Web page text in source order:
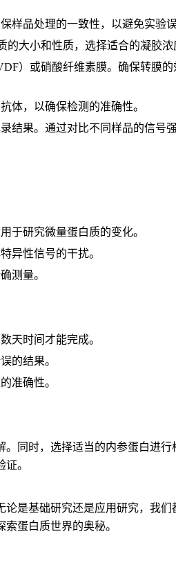
样品处理的一致性，以避免实验误
大小和性质，选择适合的凝胶浓
）或硝酸纤维素膜。确保转膜
体，以确保检测的准确性。
结果。通过对比不同样品的信号
于研究微量蛋白质的变化。
异性信号的干扰。
测量。
天时间才能完成。
的结果。
准确性。
同时，选择适当的内参蛋白进行
。
是基础研究还是应用研究，我们
蛋白质世界的奥秘。